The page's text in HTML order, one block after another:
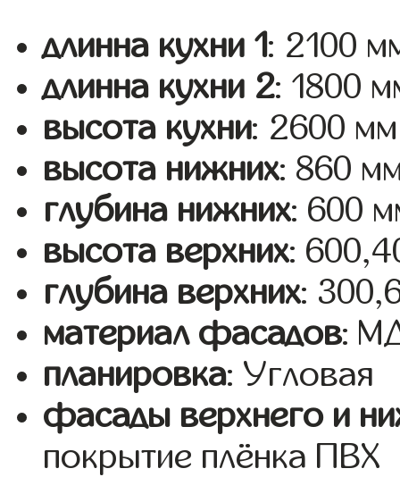
длинна кухни 1: 2100
длинна кухни 2: 1800
высота кухни: 2600 мм
высота нижних: 860
глубина нижних: 600
высота верхних:
глубина верхних:
материал фасадов:
планировка: Угловая
фасады верхнего и
покрытие плёнка ПВХ